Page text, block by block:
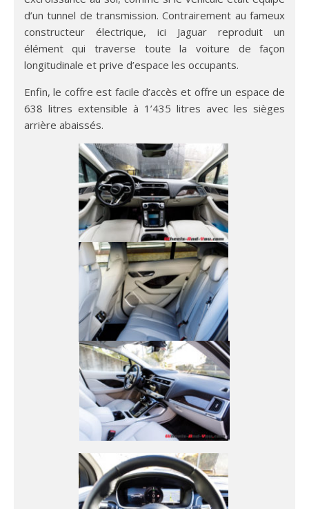
d’un tunnel de transmission. Contrairement au fameux
constructeur électrique, ici Jaguar reproduit un
élément qui traverse toute la voiture de façon
longitudinale et prive d’espace les occupants.
Enfin, le coffre est facile d’accès et offre un espace de
638 litres extensible à 1’435 litres avec les sièges
arrière abaissés.